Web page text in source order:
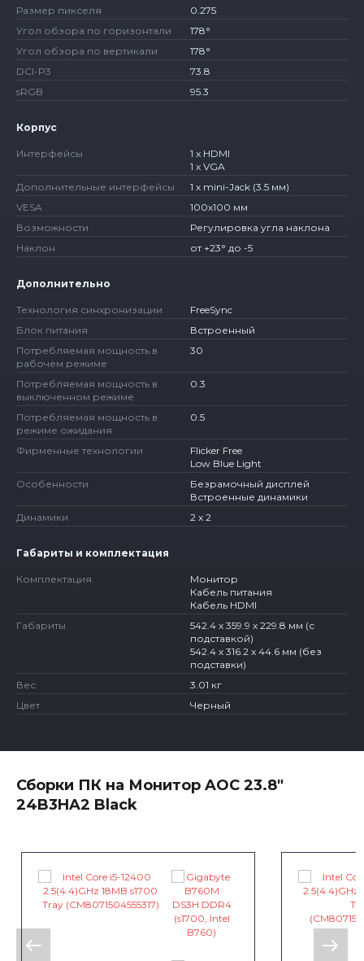
Размер пикселя
0.275
Угол обзора по горизонтали
178°
Угол обзора по вертикали
178°
DCI-P3
73.8
sRGB
95.3
Корпус
Интерфейсы
1 x HDMI
1 x VGA
Дополнительные интерфейсы
1 x mini-Jack (3.5 мм)
VESA
100x100 мм
Возможности
Регулировка угла наклона
Наклон
от +23° до -5
Дополнительно
Технология синхронизации
FreeSync
Блок питания
Встроенный
Потребляемая мощность в
рабочем режиме
30
Потребляемая мощность в
выключенном режиме
0.3
Потребляемая мощность в
режиме ожидания
0.5
Фирменные технологии
Flicker Free
Low Blue Light
Особенности
Безрамочный дисплей
Встроенные динамики
Динамики
2 x 2
Габариты и комплектация
Комплектация
Монитор
Кабель питания
Кабель HDMI
Габариты
542.4 x 359.9 x 229.8 мм (с
подставкой)
542.4 x 316.2 x 44.6 мм (без
подставки)
Вес
3.01 кг
Цвет
Черный
Сборки ПК на Монитор AOC 23.8"
24B3HA2 Black